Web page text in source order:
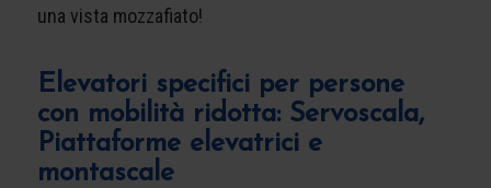
una vista mozzafiato!
Elevatori specifici per persone
con mobilità ridotta: Servoscala,
Piattaforme elevatrici e
montascale